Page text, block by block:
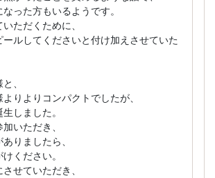
った方もいるようです。
ただくために、
ールしてくださいと付け加えさせていた
、
りよりコンパクトでしたが、
しました。
いただき、
りましたら、
ください。
せていただき、